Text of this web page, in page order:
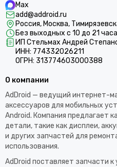
Max
add@addroid.ru
Россия, Москва,
Без выходных с 10 до 21 часа
ИП Стельмах Андрей
ИНН: 774332026211
ОГРН: 313774603000388
О компании
AdDroid — ведущий интернет-
аксессуаров для мобильных
Android. Компания предлагает
детали, такие как дисплеи,
и других запчастей для
использования.​
AdDroid поставляет запчасти